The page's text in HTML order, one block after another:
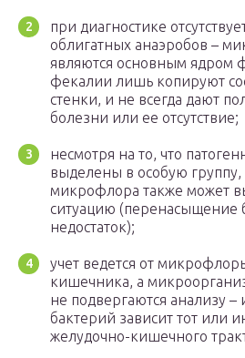
при диагностике
облигатных анаэробов –
являются основным ядром
фекалии лишь копируют
стенки, и не всегда дают
болезни или ее отсутствие;
несмотря на то, что
выделены в особую группу,
микрофлора также может
ситуацию (перенасыщение
недостаток);
учет ведется от
кишечника, а
не подвергаются анализу
бактерий зависит тот или
желудочно-кишечного